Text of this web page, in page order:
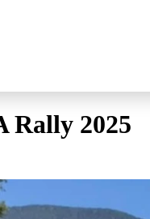
Rally 2025